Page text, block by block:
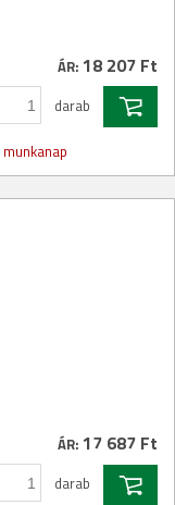
ÁR: 18 207 Ft
darab
ÁR: 17 687 Ft
darab